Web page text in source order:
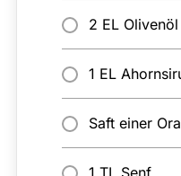
2 EL Olivenöl
1 EL
Saft einer
1 TL Senf